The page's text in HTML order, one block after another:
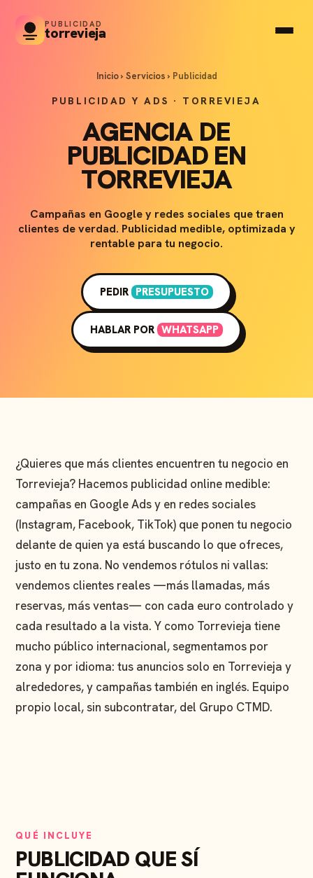
PUBLICIDAD
torrevieja
Inicio› Servicios › Publicidad
PUBLICIDAD Y ADS · TORREVIEJA
AGENCIA DE
PUBLICIDAD EN
TORREVIEJA
Campañas en Google y redes sociales que traen
clientes de verdad. Publicidad medible, optimizada y
rentable para tu negocio.
PEDIR PRESUPUESTO
HABLAR POR WHATSAPP
¿Quieres que más clientes encuentren tu negocio en
Torrevieja? Hacemos publicidad online medible:
campañas en Google Ads y en redes sociales
(Instagram, Facebook, TikTok) que ponen tu negocio
delante de quien ya está buscando lo que ofreces,
justo en tu zona. No vendemos rótulos ni vallas:
vendemos clientes reales —más llamadas, más
reservas, más ventas— con cada euro controlado y
cada resultado a la vista. Y como Torrevieja tiene
mucho público internacional, segmentamos por
zona y por idioma: tus anuncios solo en Torrevieja y
alrededores, y campañas también en inglés. Equipo
propio local, sin subcontratar, del Grupo CTMD.
QUÉ INCLUYE
PUBLICIDAD QUE SÍ